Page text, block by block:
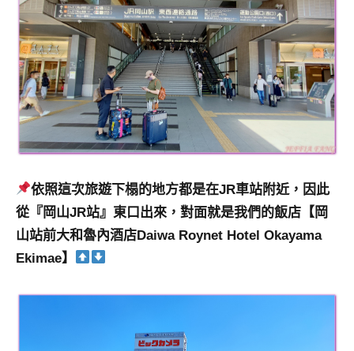
觀
光
局
合
作
達
人
對
★ 依照這次旅遊下榻的地方都是在JR車站附近，因此
從『岡山JR站』東口出來，對面就是我們的飯店【岡
山站前大和魯內酒店Daiwa Roynet Hotel Okayama
Ekimae】